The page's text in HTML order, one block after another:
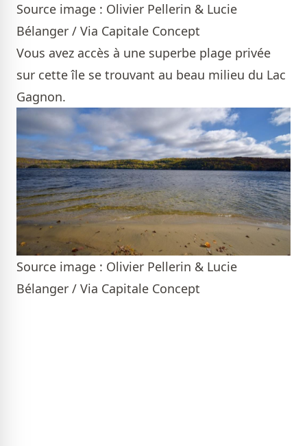
Source image : Olivier Pellerin & Lucie
Bélanger / Via Capitale Concept
Vous avez accès à une superbe plage privée
sur cette île se trouvant au beau milieu du Lac
Gagnon.
Source image : Olivier Pellerin & Lucie
Bélanger / Via Capitale Concept